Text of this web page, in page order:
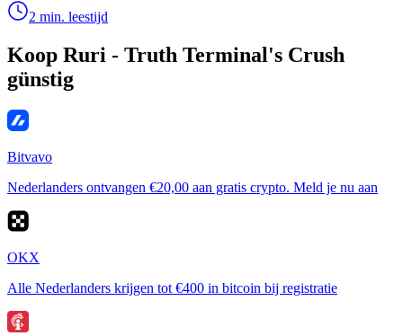
2 min. leestijd
Koop Ruri - Truth Terminal's Crush
günstig
Bitvavo
Nederlanders ontvangen €20,00 aan gratis crypto. Meld je nu aan
OKX
Alle Nederlanders krijgen tot €400 in bitcoin bij registratie